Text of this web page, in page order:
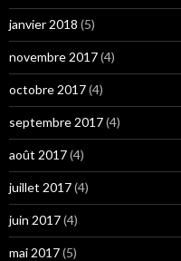
janvier 2018 (5)
novembre 2017(4)
octobre 2017(4)
septembre 2017(4)
août 2017(4)
juillet 2017(4)
juin 2017(4)
mai 2017(5)